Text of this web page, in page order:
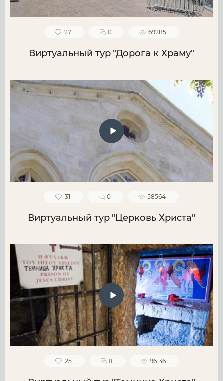
27 0 69285
Виртуальный тур "Дорога к Храму"
31 0 58564
Виртуальный тур "Церковь Христа"
25 0 96136